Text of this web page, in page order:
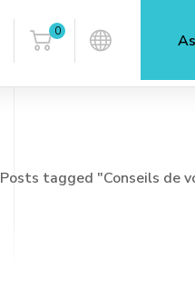
0
Posts tagged "Conseils de